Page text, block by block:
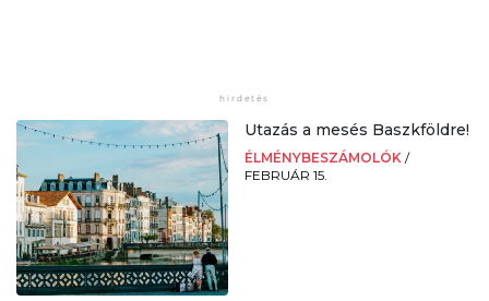
Utazás a mesés Baszkföldre!
ÉLMÉNYBESZÁMOLÓK /
FEBRUÁR 15.